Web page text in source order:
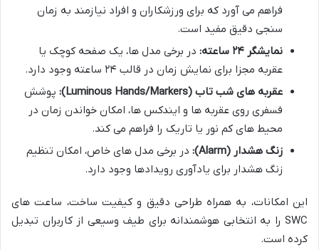
فراهم می آورد که برای ورزشکاران و افراد نیازمند به زمان
سنجی دقیق مفید است.
نمایشگر ۲۴ ساعته:
در برخی مدل ها، یک صفحه کوچک یا
عقربه مجزا برای نمایش زمان در قالب ۲۴ ساعته وجود دارد.
عقربه های شب تاب (Luminous Hands/Markers):
پوشش
فسفری روی عقربه ها و ایندکس ها، امکان خواندن زمان در
محیط های کم نور یا تاریک را فراهم می کند.
زنگ هشدار (Alarm):
در برخی مدل های خاص، امکان تنظیم
زنگ هشدار برای یادآوری رویدادها وجود دارد.
این امکانات، به همراه طراحی دقیق و کیفیت ساخت، ساعت های
SWC را به انتخابی هوشمندانه برای طیف وسیعی از کاربران تبدیل
کرده است.